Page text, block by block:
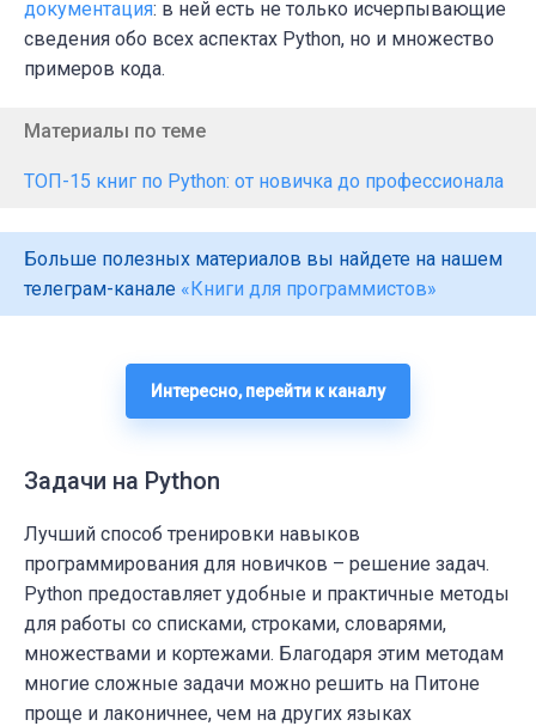
документация: в ней есть не только исчерпывающие
сведения обо всех аспектах Python, но и множество
примеров кода.
Материалы по теме
ТОП-15 книг по Python: от новичка до профессионала
Больше полезных материалов вы найдете на нашем
телеграм-канале «Книги для программистов»
Интересно, перейти к каналу
Задачи на Python
Лучший способ тренировки навыков
программирования для новичков – решение задач.
Python предоставляет удобные и практичные методы
для работы со списками, строками, словарями,
множествами и кортежами. Благодаря этим методам
многие сложные задачи можно решить на Питоне
проще и лаконичнее, чем на других языках